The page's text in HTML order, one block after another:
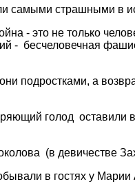
самыми страшными в
- это не только
- бесчеловечная
подростками, а
голод оставили
(в девичестве
в гостях у Марии